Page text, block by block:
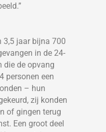
3,5 jaar bijna 700
in de 24-
die de opvang
personen een
– hun
zij konden
of gingen terug
Een groot deel